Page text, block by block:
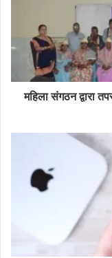
महिला संगठन द्वारा